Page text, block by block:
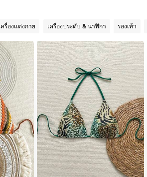
ผู้ติดตาม
ผู้ติดตาม
ผู้ติดตาม
รื่องแต่งกาย เครื่องประดับ & นาฬิกา รองเท้า